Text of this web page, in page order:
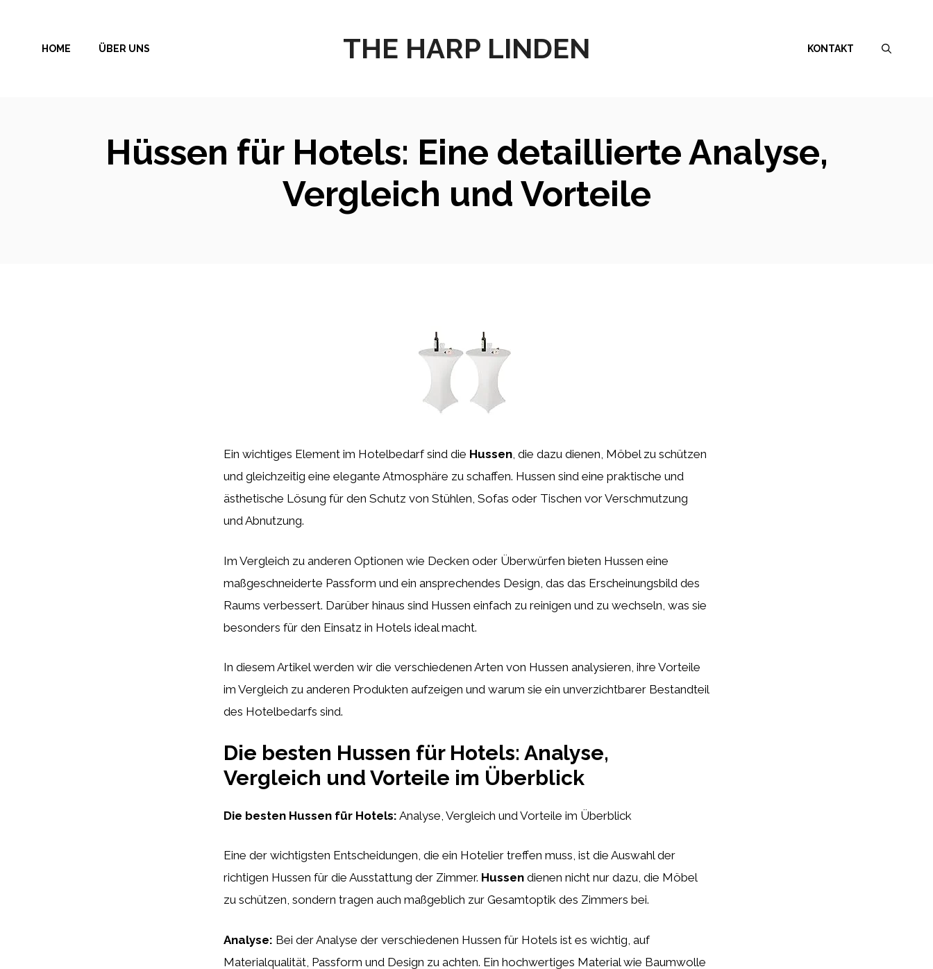
springen
THE HARP LINDEN
HOME ÜBER UNS KONTAKT
Hüssen für Hotels: Eine detaillierte Analyse,
Vergleich und Vorteile
Ein wichtiges Element im Hotelbedarf sind die Hussen, die dazu dienen, Möbel zu schützen
und gleichzeitig eine elegante Atmosphäre zu schaffen. Hussen sind eine praktische und
ästhetische Lösung für den Schutz von Stühlen, Sofas oder Tischen vor Verschmutzung
und Abnutzung.
Im Vergleich zu anderen Optionen wie Decken oder Überwürfen bieten Hussen eine
maßgeschneiderte Passform und ein ansprechendes Design, das das Erscheinungsbild des
Raums verbessert. Darüber hinaus sind Hussen einfach zu reinigen und zu wechseln, was sie
besonders für den Einsatz in Hotels ideal macht.
In diesem Artikel werden wir die verschiedenen Arten von Hussen analysieren, ihre Vorteile
im Vergleich zu anderen Produkten aufzeigen und warum sie ein unverzichtbarer Bestandteil
des Hotelbedarfs sind.
Die besten Hussen für Hotels: Analyse,
Vergleich und Vorteile im Überblick
Die besten Hussen für Hotels: Analyse, Vergleich und Vorteile im Überblick
Eine der wichtigsten Entscheidungen, die ein Hotelier treffen muss, ist die Auswahl der
richtigen Hussen für die Ausstattung der Zimmer. Hussen dienen nicht nur dazu, die Möbel
zu schützen, sondern tragen auch maßgeblich zur Gesamtoptik des Zimmers bei.
Analyse: Bei der Analyse der verschiedenen Hussen für Hotels ist es wichtig, auf
Materialqualität, Passform und Design zu achten. Ein hochwertiges Material wie Baumwolle